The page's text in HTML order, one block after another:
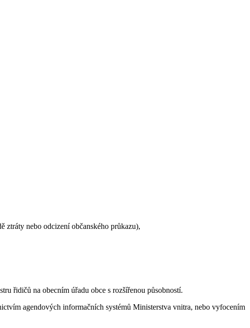
ztráty nebo odcizení občanského průkazu),
řidičů na obecním úřadu obce s rozšířenou působností.
agendových informačních systémů Ministerstva vnitra, nebo vyfocením